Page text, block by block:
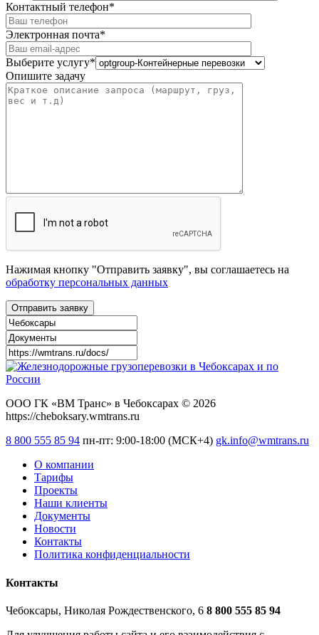
Контактный телефон*
Электронная почта*
Выберите услугу*
Опишите задачу
Нажимая кнопку "Отправить заявку", вы соглашаетесь на
обработку персональных данных
ООО ГК «ВМ Транс» в Чебоксарах © 2026
https://cheboksary.wmtrans.ru
8 800 555 85 94 пн-пт: 9:00-18:00 (МСК+4) gk.info@wmtrans.ru
О компании
Тарифы
Проекты
Наши клиенты
Документы
Новости
Контакты
Политика конфиденциальности
Контакты
Чебоксары, Николая Рождественского, 6 8 800 555 85 94